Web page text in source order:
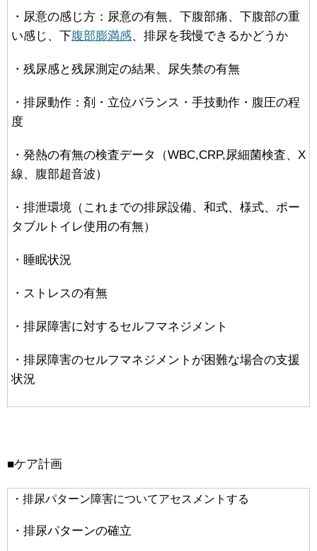
・尿意の感じ方：尿意の有無、下腹部痛、下腹部の重
い感じ、下腹部膨満感、排尿を我慢できるかどうか
・残尿感と残尿測定の結果、尿失禁の有無
・排尿動作：剤・立位バランス・手技動作・腹圧の程
度
・発熱の有無の検査データ（WBC,CRP,尿細菌検査、X
線、腹部超音波）
・排泄環境（これまでの排尿設備、和式、様式、ポー
タブルトイレ使用の有無）
・睡眠状況
・ストレスの有無
・排尿障害に対するセルフマネジメント
・排尿障害のセルフマネジメントが困難な場合の支援
状況
■ケア計画
・排尿パターン障害についてアセスメントする
・排尿パターンの確立